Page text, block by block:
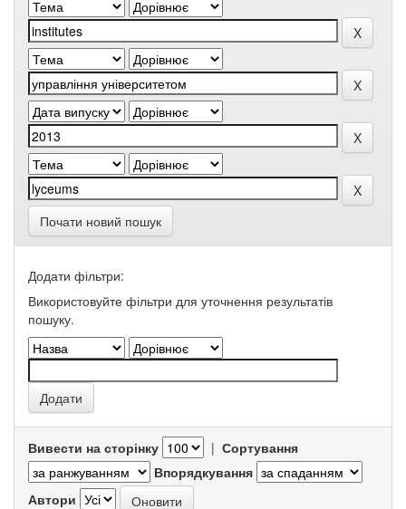
Почати новий пошук
Додати фільтри:
Використовуйте фільтри для уточнення результатів
пошуку.
Вивести на сторінку | Сортування
Впорядкування
Автори